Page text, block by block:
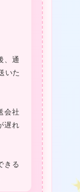
、通
いた
会社
遅れ
きる